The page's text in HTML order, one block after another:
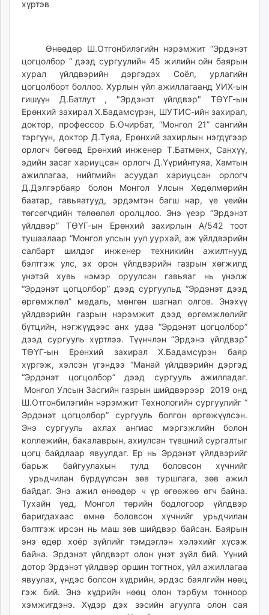
ikon.mn
Eguur.mn
24tsag.mn
shuud.mn
eagle.mn
ergelt.mn
zarig.mn
today.mn
zuv.mn
mminfo.mn
ugluu.mn
urlag.mn
unen.mn
asu.mn
shudarga.mn
shuurhai.mn
unuudur.mn
isee.mn
mglradio.com
fact.mn
itoim.mn
tumen.mn
shuum.mn
times.mn
tvmongolia.mn
mass.mn
unegui.mn
assa.mn
toim.mn
tac.mn
paparazzi.mn
unread.today
Өнөөдөр Ш.Отгонбилэгийн нэрэмжит “Эрдэнэт
цогцолбор “ дээд сургуулийн 45 жилийн ойн баярын
хурал үйлдвэрийн дэргэдэх Соёл, урлагийн
цогцолборт боллоо. Хурлын үйл ажиллагаанд УИХ-ын
гишүүн Д.Батлут , "Эрдэнэт үйлдвэр" ТӨҮГ-ын
Ерөнхий захирал Х.Бадамсүрэн, ШУТИС-ийн захирал,
доктор, профессор Б.Очирбат, “Монгол 21” сангийн
тэргүүн, доктор Д.Туяа, Ерөнхий захирлын нэгдүгээр
орлогч бөгөөд Ерөнхий инженер Т.Батмөнх, Санхүү,
эдийн засаг хариуцсан орлогч Д.Үүрийнтуяа, Хамтын
ажиллагаа, нийгмийн асуудал хариуцсан орлогч
Д.Дэлгэрбаяр болон Монгол Улсын Хөдөлмөрийн
баатар, гавьяатууд, эрдэмтэн багш нар, үе үеийн
төгсөгчдийн төлөөлөл оролцлоо. Энэ үеэр “Эрдэнэт
үйлдвэр” ТӨҮГ-ын Ерөнхий захирлын А/542 тоот
тушаалаар “Монгол улсын уул уурхай, аж үйлдвэрийн
салбарт шилдэг инженер техникийн ажилтнууд
бэлтгэж улс, эх орон үйлдвэрийн газрын хөгжилд
үнэтэй хувь нэмэр оруулсан гавьяаг нь үнэлж
“Эрдэнэт цогцолбор” дээд сургуульд “Эрдэнэт дээд
өргөмжлөл” медаль, мөнгөн шагнал олгов. Энэхүү
үйлдвэрийн газрын нэрэмжит дээд өргөмжлөлийг
бүтцийн, нэгжүүдээс анх удаа “Эрдэнэт цогцолбор”
дээд сургууль хүртлээ. Түүнчлэн “Эрдэнэ үйлдвэр”
ТӨҮГ-ын Ерөнхий захирал Х.Бадамсүрэн баяр
хүргэж, хэлсэн үгэндээ “Манай үйлдвэрийн дэргэд
“Эрдэнэт цогцолбор” дээд сургууль ажилладаг.
Монгол Улсын Засгийн газрын шийдвэрээр 2019 онд
Ш.Отгонбилэгийн нэрэмжит Технологийн сургуулийг “
Эрдэнэт цогцолбор” сургууль болгон өргөжүүлсэн.
Энэ сургууль ахлах ангиас мэргэжлийн болон
коллежийн, бакалаврын, ахиулсан түвшний сургалтыг
цогц байдлаар явуулдаг. Ер нь Эрдэнэт үйлдвэрийг
барьж байгуулахын тулд боловсон хүчнийг
урьдчилан бүрдүүлсэн зөв туршлага, зөв ажил
байдаг. Энэ ажил өнөөдөр ч үр өгөөжөө өгч байна.
Тухайн үед, Монгол төрийн бодлогоор үйлдвэр
баригдахаас өмнө боловсон хүчнийг урьдчилан
бэлтгэж ирсэн нь маш зөв шийдвэр байсан. Баярын
энэ өдөр хоёр зүйлийг тэмдэглэн хэлэхийг хүсэж
байна. Эрдэнэт үйлдвэрт олон үнэт зүйл бий. Үүний
дотор Эрдэнэт үйлдвэр оршин тогтнох, үйл ажиллагаа
явуулах, үндэс болсон хүдрийн, эрдэс баялгийн нөөц
гэж бий. Энэ хүдрийн нөөц олон тэрбум тонноор
хэмжигдэнэ. Хүдэр дэх зэсийн агуулга олон сая